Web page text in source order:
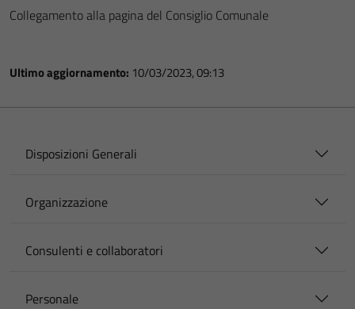
Collegamento alla pagina del Consiglio Comunale
Ultimo aggiornamento: 10/03/2023, 09:13
Disposizioni Generali
Organizzazione
Consulenti e collaboratori
Personale